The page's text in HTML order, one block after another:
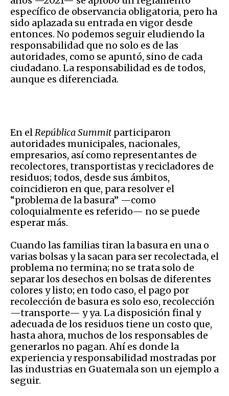
específico de observancia obligatoria, pero ha
sido aplazada su entrada en vigor desde
entonces. No podemos seguir eludiendo la
responsabilidad que no solo es de las
autoridades, como se apuntó, sino de cada
ciudadano. La responsabilidad es de todos,
aunque es diferenciada.
En elRepública Summitparticiparon
autoridades municipales, nacionales,
empresarios, así como representantes de
recolectores, transportistas y recicladores de
residuos; todos, desde sus ámbitos,
coincidieron en que, para resolver el
“problema de la basura” —como
coloquialmente es referido— no se puede
esperar más.
Cuando las familias tiran la basura en una o
varias bolsas y la sacan para ser recolectada, el
problema no termina; no se trata solo de
separar los desechos en bolsas de diferentes
colores y listo; en todo caso, el pago por
recolección de basura es solo eso, recolección
—transporte— y ya. La disposición final y
adecuada de los residuos tiene un costo que,
hasta ahora, muchos de los responsables de
generarlos no pagan. Ahí es donde la
experiencia y responsabilidad mostradas por
las industrias en Guatemala son un ejemplo a
seguir.